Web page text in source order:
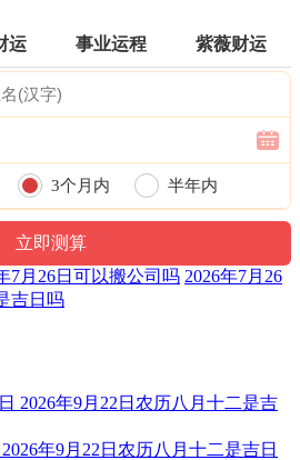
则 诸事不宜
东 时沖己未 不遇 玉堂 右弼 唐符
宅 开业 开仓 见贵 求财 嫁娶 进人
北 时沖庚申 天兵 六合 进贵 喜神
行 求财 开业 交易 安床
西 时沖辛酉 三合 进贵 天赦 贪狼
出行 求财 开业 交易 安床 修造 入宅
运 事业运程 紫薇财运
3个月内 半年内
7月26日可以搬公司吗 2026年7月26
吉日吗
年9月22日农历八月十二是吉日